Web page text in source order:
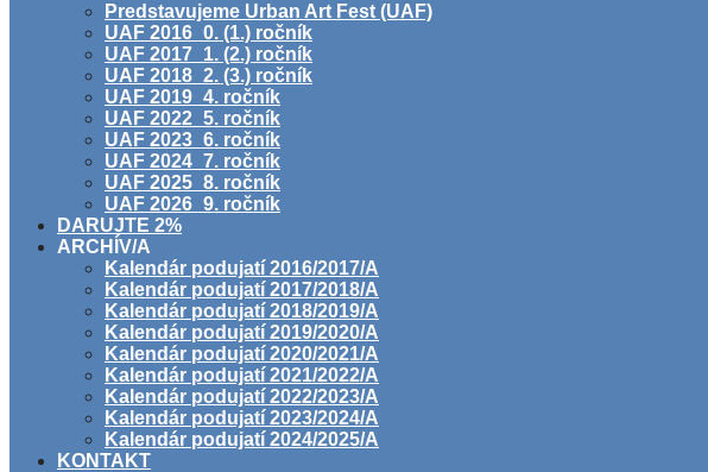
Predstavujeme Urban Art Fest (UAF)
UAF 2016_0. (1.) ročník
UAF 2017_1. (2.) ročník
UAF 2018_2. (3.) ročník
UAF 2019_4. ročník
UAF 2022_5. ročník
UAF 2023_6. ročník
UAF 2024_7. ročník
UAF 2025_8. ročník
UAF 2026_9. ročník
DARUJTE 2%
ARCHÍV/A
Kalendár podujatí 2016/2017/A
Kalendár podujatí 2017/2018/A
Kalendár podujatí 2018/2019/A
Kalendár podujatí 2019/2020/A
Kalendár podujatí 2020/2021/A
Kalendár podujatí 2021/2022/A
Kalendár podujatí 2022/2023/A
Kalendár podujatí 2023/2024/A
Kalendár podujatí 2024/2025/A
KONTAKT